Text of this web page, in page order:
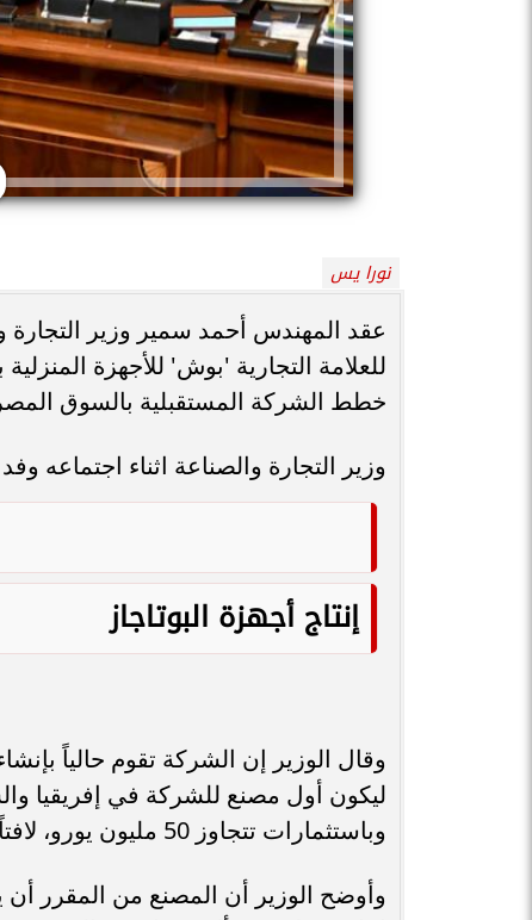
نورا يس
عقد المهندس أحمد سمير وزير
للعلامة التجارية 'بوش' للأجهزة
خطط الشركة المستقبلية بالسوق
وزير التجارة والصناعة اثناء
إنتاج أجهزة البوتاجاز
وقال الوزير إن الشركة تقوم حالياً
وباستثمارات تتجاوز 50 مليون يورو، لافتاً إلى أن المصنع سيوفر نحو 500 فرصة عمل جديدة.
وأوضح الوزير أن المصنع من المقرر أن